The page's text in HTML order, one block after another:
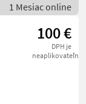
1 Mesiac online
100 €
DPH je
neaplikovateľné